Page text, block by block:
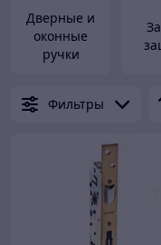
Дверные и
оконные
ручки
Фильтры